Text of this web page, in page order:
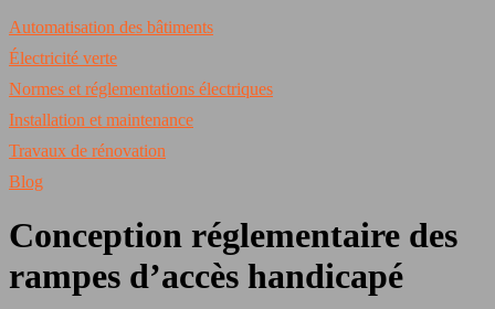
Automatisation des bâtiments
Électricité verte
Normes et réglementations électriques
Installation et maintenance
Travaux de rénovation
Blog
Conception réglementaire des
rampes d’accès handicapé